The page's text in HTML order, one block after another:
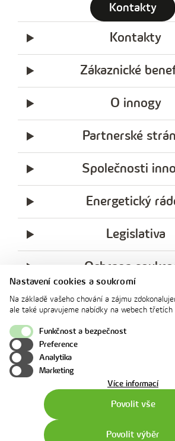
Nastavení cookies a soukromí
Na základě vašeho chování a zájmu
ale také upravujeme nabídky na webech
souhlasu. Svoje nastavení můžete kdykoliv
„Nastavení soukromí". Více informací o tom, jak
osobními údaji pracujeme, včetně možností
naleznete na webové stránce v sekci
Funkčnost a bezpečnost
Preference
Analytika
Marketing
Více informacío
Povolit vše
Povolit výběr
Kontakty
Kontakty
Zákaznické
O innogy
Partnerské
Společnosti
Energetický
Legislativa
Ochrana
messengerfacebook
x
innogy
instagram